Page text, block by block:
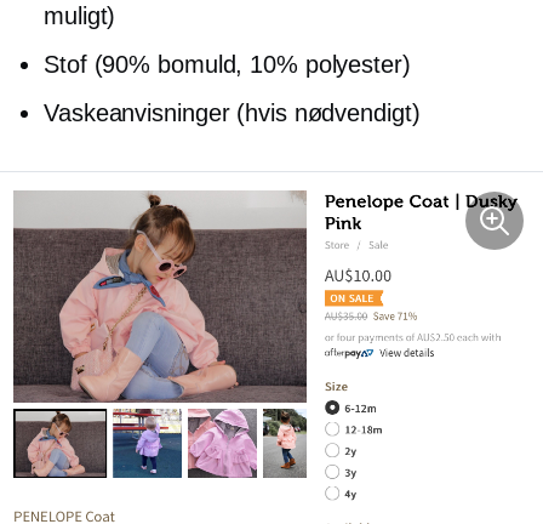
muligt)
Stof (90% bomuld, 10% polyester)
Vaskeanvisninger (hvis nødvendigt)